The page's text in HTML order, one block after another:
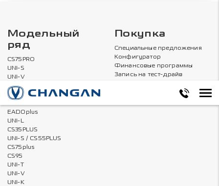
Модельный
ряд
CS75PRO
UNI-S
UNI-V
CS75PLUS NEW
CS35 MAX
EADOplus
UNI-L
CS35PLUS
UNI-S / CS55PLUS
CS75plus
CS95
UNI-T
UNI-V
UNI-K
Покупка
Специальные предложения
Конфигуратор
Финансовые программы
Запись на тест-драйв